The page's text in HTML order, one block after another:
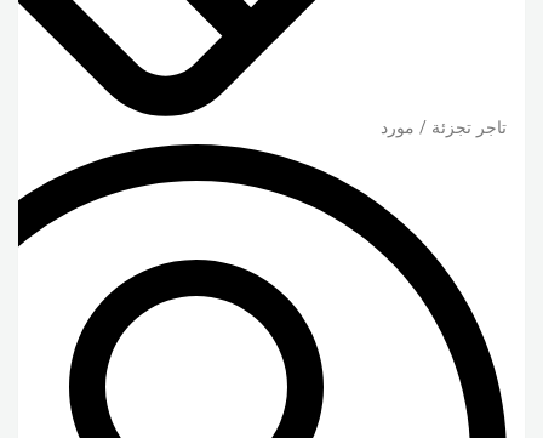
تاجر تجزئة / مورد